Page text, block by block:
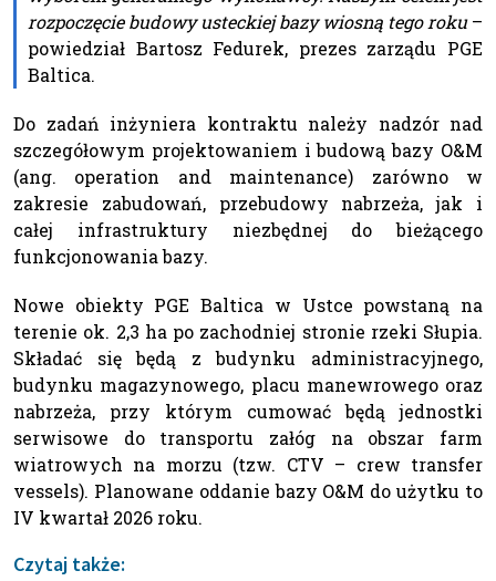
rozpoczęcie budowy usteckiej bazy wiosną tego roku–
powiedział Bartosz Fedurek, prezes zarządu PGE
Baltica.
Do zadań inżyniera kontraktu należy nadzór nad
szczegółowym projektowaniem i budową bazy O&M
(ang. operation and maintenance) zarówno w
zakresie zabudowań, przebudowy nabrzeża, jak i
całej infrastruktury niezbędnej do bieżącego
funkcjonowania bazy.
Nowe obiekty PGE Baltica w Ustce powstaną na
terenie ok. 2,3 ha po zachodniej stronie rzeki Słupia.
Składać się będą z budynku administracyjnego,
budynku magazynowego, placu manewrowego oraz
nabrzeża, przy którym cumować będą jednostki
serwisowe do transportu załóg na obszar farm
wiatrowych na morzu (tzw. CTV – crew transfer
vessels). Planowane oddanie bazy O&M do użytku to
IV kwartał 2026 roku.
Czytaj także: